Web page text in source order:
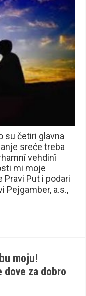
su četiri glavna
sreće treba
vehdinî
mi moje
Put i podari
Pejgamber, a.s.,
moju!
dove za dobro